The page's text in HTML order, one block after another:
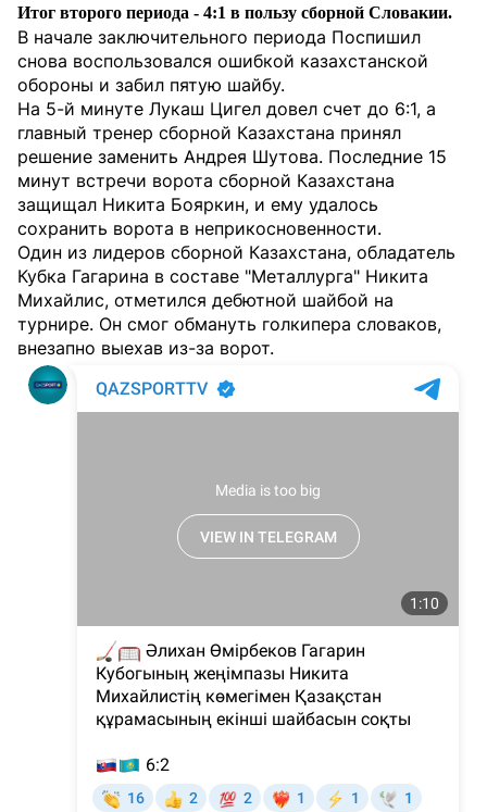
Итог второго периода - 4:1 в пользу сборной Словакии.
В начале заключительного периода Поспишил
снова воспользовался ошибкой казахстанской
обороны и забил пятую шайбу.
На 5-й минуте Лукаш Цигел довел счет до 6:1, а
главный тренер сборной Казахстана принял
решение заменить Андрея Шутова. Последние 15
минут встречи ворота сборной Казахстана
защищал Никита Бояркин, и ему удалось
сохранить ворота в неприкосновенности.
Один из лидеров сборной Казахстана, обладатель
Кубка Гагарина в составе "Металлурга" Никита
Михайлис, отметился дебютной шайбой на
турнире. Он смог обмануть голкипера словаков,
внезапно выехав из-за ворот.